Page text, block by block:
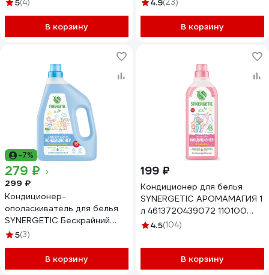
5(4)
В корзину
4.9(23)
В корзину
-7%
279 ₽
299 ₽
Кондиционер-
ополаскиватель для белья
SYNERGETIC Бескрайний
океан гипоаллергенный,
стирок 110457
5(3)
В корзину
199 ₽
Кондиционер для белья
SYNERGETIC АРОМАМАГИЯ 1
л 4613720439072 110100
110100/8
4.5(104)
В корзину